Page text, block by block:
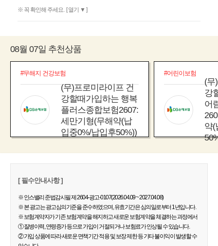
※ 꼭 확인해 주세요. [ 열기 ▼ ]
08월 07일 추천상품
#무해지 건강보험
(무)프로미라이프 건
강할때가입하는 행복
플러스종합보험2607:
세만기형(무해약(납
입중0%/납입후50%))
#어린이보험
(무
강
어
약(
[ 필수안내사항 ]
※ 인스밸리 준법감시필 제 2604-광고-0107(2026.04.09 ~ 2027.04.08)
※ 본 광고는 광고심의기준을 준수하였으며, 유효기간은 심의일로부터 1년입니다.
※ 보험계약자가 기존 보험계약을 해지하고 새로운 보험계약을 체결하는 과정에서
① 질병이력, 연령증가 등으로 가입이 거절되거나 보험료가 인상될 수 있습니다.
② 가입 상품에 따라 새로운 면책기간 적용 및 보장 제한 등 기타 불이익이 발생할 수